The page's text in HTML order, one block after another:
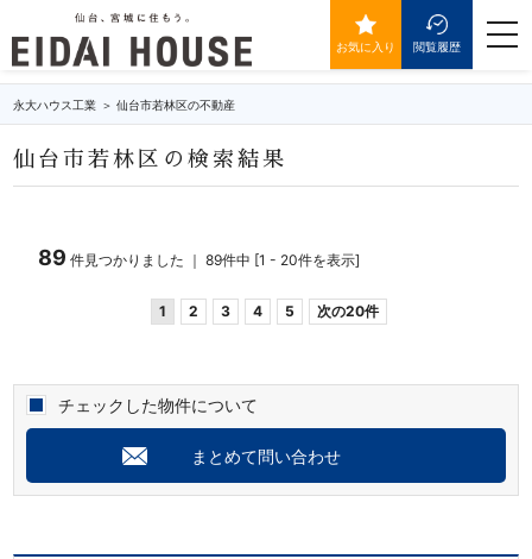
お気に入り 閲覧履歴
永大ハウス工業 仙台市若林区の不動産
仙台市若林区の検索結果
89 件見つかりました ｜ 89件中 [1 - 20件を表示]
1 2 3 4 5 次の20件
チェックした物件について
まとめて問い合わせ